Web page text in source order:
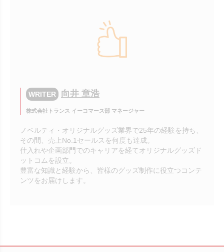
WRITER 向井 章浩
株式会社トランス イーコマース部 マネージャー
ノベルティ・オリジナルグッズ業界で25年の経験を持ち、
その間、売上No.1セールスを何度も達成。
仕入れや企画部門でのキャリアを経てオリジナルグッズド
ットコムを設立。
豊富な知識と経験から、皆様のグッズ制作に役立つコンテ
ンツをお届けします。